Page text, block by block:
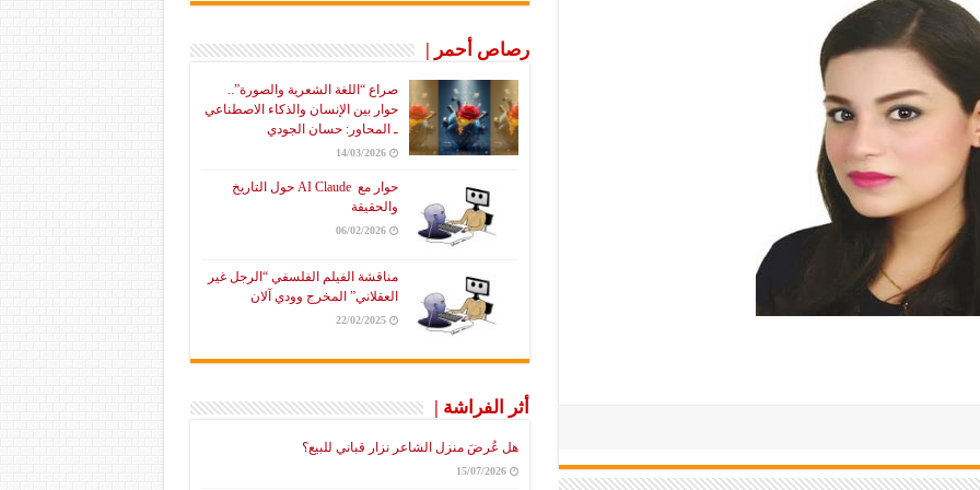
رصاص أحمر |
صراع “اللغة الشعرية والصورة”..
حوار بين الإنسان والذكاء الاصطناعي
ـ المحاور: حسان الجودي
14/03/2026
حوار مع AI Claude حول التاريخ
والحقيقة
06/02/2026
مناقشة الفيلم الفلسفي “الرجل غير
العقلاني” المخرج وودي آلان
22/02/2025
أثر الفراشة |
هل عُرضَ منزل الشاعر نزار قباني للبيع؟
15/07/2026